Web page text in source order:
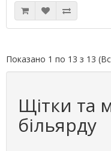
Показано 1 по 13 з 13
Щітки та
більярду